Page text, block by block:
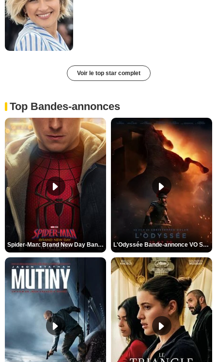
Voir le top star complet
Top Bandes-annonces
Spider-Man: Brand New Day Bande-annonce VO STFR L'Odyssée Bande-annonce VO STFR